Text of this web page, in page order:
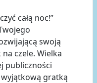
całą noc!”
swoją
czele. Wielka
publiczności
gratką